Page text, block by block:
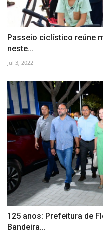
Passeio ciclístico reúne
neste...
Jul 3, 2022
125 anos: Prefeitura de
Bandeira...